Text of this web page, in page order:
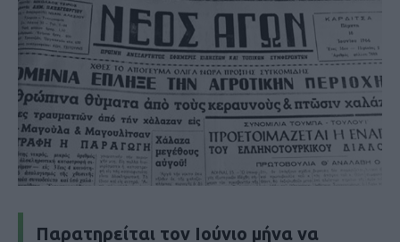
Παρατηρείται τον Ιούνιο μήνα να